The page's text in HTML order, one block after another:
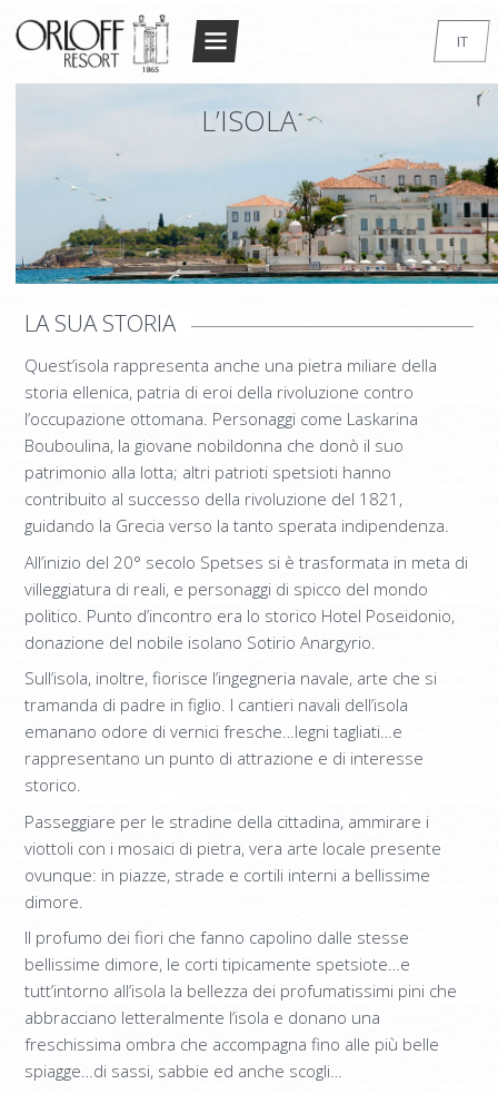
HOME
L’ARCHITETTURA
STANDARD DOUBLE/TWIN
SUPERIOR DOUBLE/TWIN
MONOLOCALE
MONOLOCALE DELUXE
MINI APPARTAMENTO
SUPERIOR MAISONETTE – 2 BEDROOM
SUPERIOR MAISONETTE – 3 BEDROOM
OLD MANSION
FOTO
SERVIZI
RISTORANTE ORLOFF
CATERING & EVENTI
L’ISOLA
RISTORANTI E BAR
ATTIVITÀ
COME RAGGIUNGERCI
ΙNFORMAZIONI
CONTATTACI
Return to
EN
DE
IT
RU
L’ISOLA
LA SUA STORIA
Quest’isola rappresenta anche una pietra miliare della
storia ellenica, patria di eroi della rivoluzione contro
l’occupazione ottomana. Personaggi come Laskarina
Bouboulina, la giovane nobildonna che donò il suo
patrimonio alla lotta; altri patrioti spetsioti hanno
contribuito al successo della rivoluzione del 1821,
guidando la Grecia verso la tanto sperata indipendenza.
All’inizio del 20° secolo Spetses si è trasformata in meta di
villeggiatura di reali, e personaggi di spicco del mondo
politico. Punto d’incontro era lo storico Hotel Poseidonio,
donazione del nobile isolano Sotirio Anargyrio.
Sull’isola, inoltre, fiorisce l’ingegneria navale, arte che si
tramanda di padre in figlio. I cantieri navali dell’isola
emanano odore di vernici fresche…legni tagliati…e
rappresentano un punto di attrazione e di interesse
storico.
Passeggiare per le stradine della cittadina, ammirare i
viottoli con i mosaici di pietra, vera arte locale presente
ovunque: in piazze, strade e cortili interni a bellissime
dimore.
Il profumo dei fiori che fanno capolino dalle stesse
bellissime dimore, le corti tipicamente spetsiote…e
tutt’intorno all’isola la bellezza dei profumatissimi pini che
abbracciano letteralmente l’isola e donano una
freschissima ombra che accompagna fino alle più belle
spiagge…di sassi, sabbie ed anche scogli…